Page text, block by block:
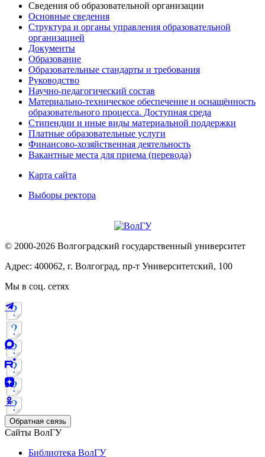
Сведения об образовательной организации
Основные сведения
Структура и органы управления образовательной
организацией
Документы
Образование
Образовательные стандарты и требования
Руководство
Научно-педагогический состав
Материально-техническое обеспечение и оснащённость
образовательного процесса. Доступная среда
Стипендии и иные виды материальной поддержки
Платные образовательные услуги
Финансово-хозяйственная деятельность
Вакантные места для приема (перевода)
Карта сайта
Выборы ректора
© 2000-2026 Волгоградский государственный университет
Адрес: 400062, г. Волгоград, пр-т Университетский, 100
Мы в соц. сетях
Обратная связь
Сайты ВолГУ
Библиотека ВолГУ